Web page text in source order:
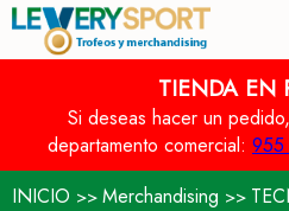
TIENDA EN
Si deseas hacer un
departamento comercial: 955
INICIO >> Merchandising >>